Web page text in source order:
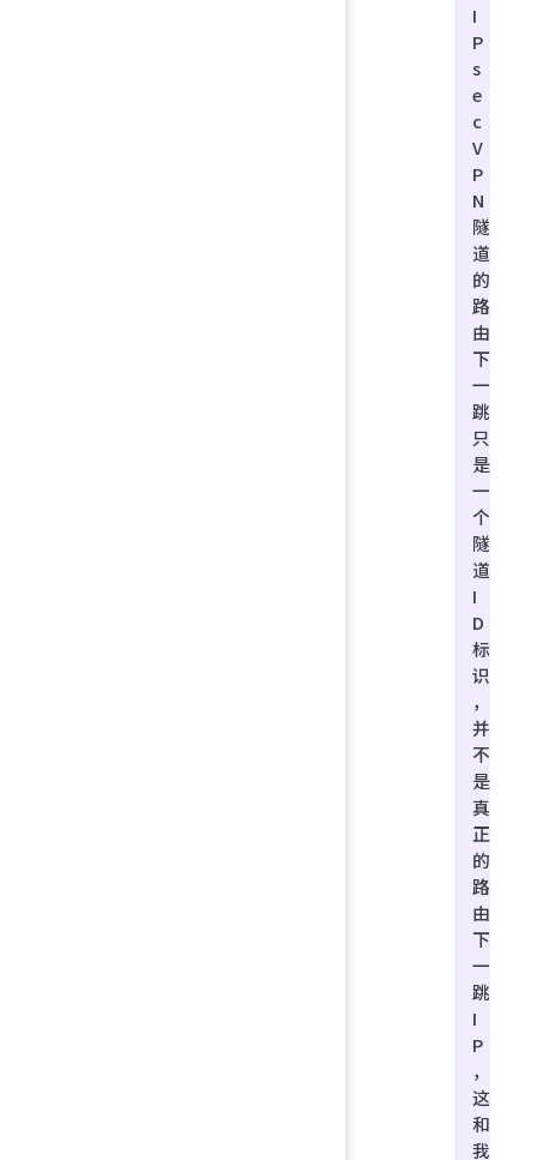
I
P
s
e
c
V
P
N
隧
道
的
路
由
下
一
跳
只
是
一
个
隧
道
I
D
标
识
，
并
不
是
真
正
的
路
由
下
一
跳
I
P
，
这
和
我